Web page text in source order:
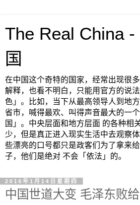
The Real China -
国
在中国这个奇特的国家，经常出现很
解释，也看不明白，只能用官方的说
色」。比如，当下从最高领导人到地
省市，喊得最欢、叫得声音最大的一
国」。中央层面和地方层面 的各种相
少，但是真正进入现实生活中去观察
些漂亮的口号都只是政客们为了拿来
子，他们是绝对 不会「依法」的。
2016年1月14日星期四
中国世道大变 毛泽东败